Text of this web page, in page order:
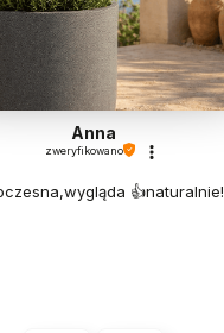
Anna
zweryfikowano
👍️naturalnie!